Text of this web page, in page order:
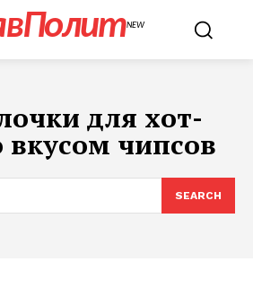
NEW
для хот-
вкусом чипсов
SEARCH